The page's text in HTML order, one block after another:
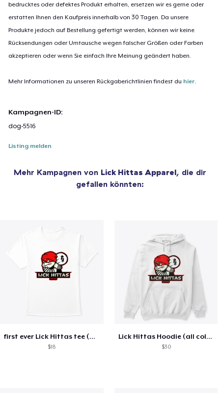
bedrucktes oder defektes Produkt erhalten, ersetzen wir es gerne oder
erstatten Ihnen den Kaufpreis innerhalb von 30 Tagen. Da unsere
Produkte jedoch auf Bestellung gefertigt werden, können wir keine
Rücksendungen oder Umtausche wegen falscher Größen oder Farben
akzeptieren oder wenn Sie einfach Ihre Meinung geändert haben.
Mehr Informationen zu unseren Rückgaberichtlinien findest du hier
Kampagnen-ID:
dog-5516
Listing melden
Mehr Kampagnen von Lick Hittas Apparel, die dir
gefallen könnten:
first ever Lick Hittas tee (all colors)
$18
Lick Hittas Hoodie (all colors)
$30